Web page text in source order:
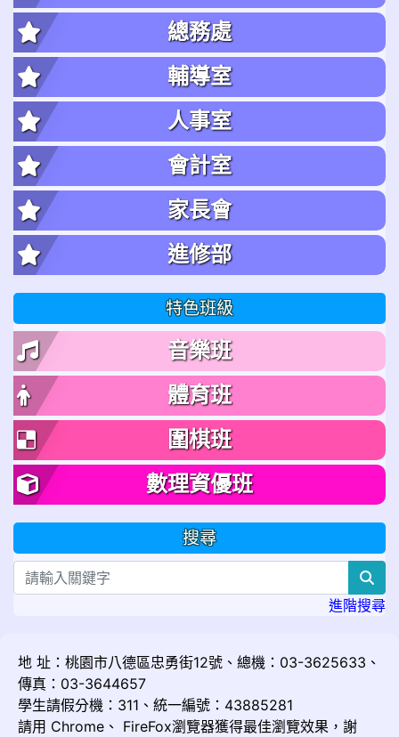
總務處
輔導室
人事室
會計室
家長會
進修部
特色班級
音樂班
體育班
圍棋班
數理資優班
搜尋
進階搜尋
地 址：桃園市八德區忠勇街12號、總機：03-3625633、
傳真：03-3644657
學生請假分機：311、統一編號：43885281
請用 Chrome 、 FireFox瀏覽器獲得最佳瀏覽效果，謝